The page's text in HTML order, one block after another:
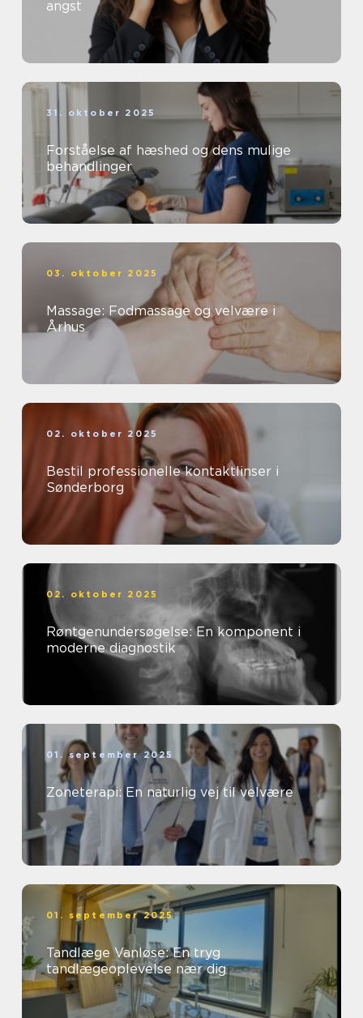
angst
31. oktober 2025
Forståelse af hæshed og dens mulige
behandlinger
03. oktober 2025
Massage: Fodmassage og velvære i
Århus
02. oktober 2025
Bestil professionelle kontaktlinser i
Sønderborg
02. oktober 2025
Røntgenundersøgelse: En komponent i
moderne diagnostik
01. september 2025
Zoneterapi: En naturlig vej til velvære
01. september 2025
Tandlæge Vanløse: En tryg
tandlægeoplevelse nær dig